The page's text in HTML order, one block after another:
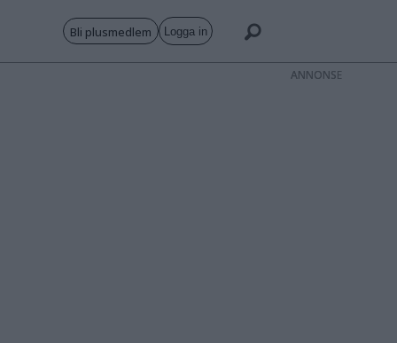
Bli plusmedlem Logga in
ANNONS